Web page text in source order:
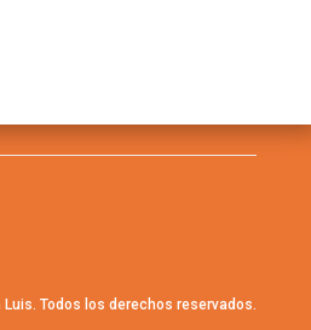
Luis. Todos los derechos reservados.